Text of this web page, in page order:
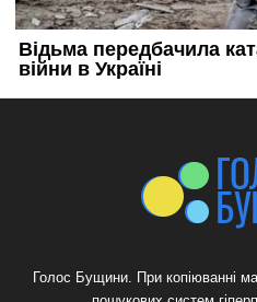
Голос Бущини. При копіюванні